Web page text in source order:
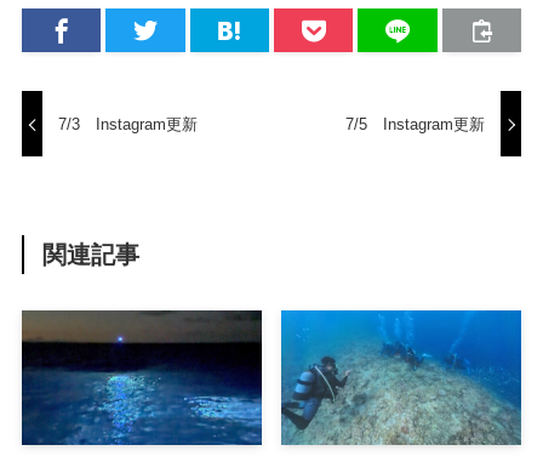
7/3 Instagram更新 7/5 Instagram更新
関連記事